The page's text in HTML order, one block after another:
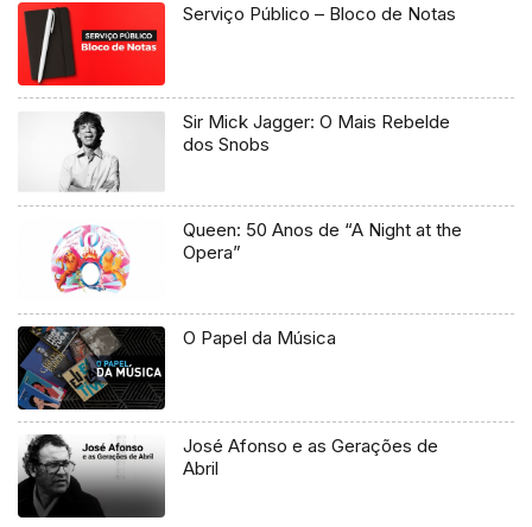
Serviço Público – Bloco de Notas
Sir Mick Jagger: O Mais Rebelde
dos Snobs
Queen: 50 Anos de “A Night at the
Opera”
O Papel da Música
José Afonso e as Gerações de
Abril